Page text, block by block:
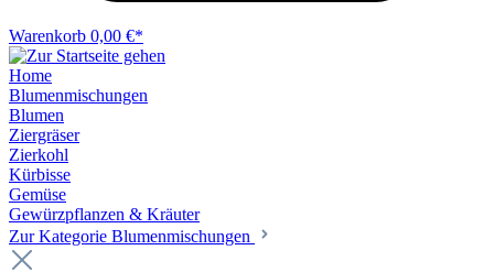
Warenkorb 0,00 €*
Home
Blumenmischungen
Blumen
Ziergräser
Zierkohl
Kürbisse
Gemüse
Gewürzpflanzen & Kräuter
Zur Kategorie Blumenmischungen